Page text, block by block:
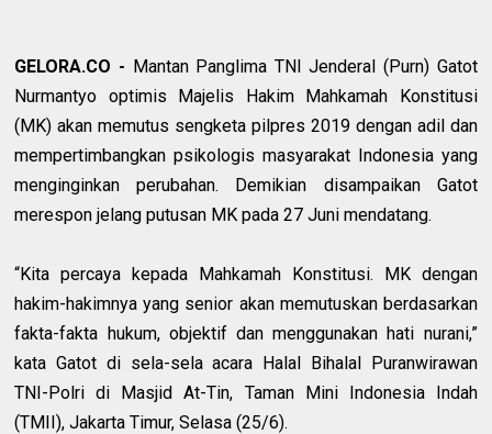
GELORA.CO - Mantan Panglima TNI Jenderal (Purn) Gatot
Nurmantyo optimis Majelis Hakim Mahkamah Konstitusi
(MK) akan memutus sengketa pilpres 2019 dengan adil dan
mempertimbangkan psikologis masyarakat Indonesia yang
menginginkan perubahan. Demikian disampaikan Gatot
merespon jelang putusan MK pada 27 Juni mendatang.
“Kita percaya kepada Mahkamah Konstitusi. MK dengan
hakim-hakimnya yang senior akan memutuskan berdasarkan
fakta-fakta hukum, objektif dan menggunakan hati nurani,”
kata Gatot di sela-sela acara Halal Bihalal Puranwirawan
TNI-Polri di Masjid At-Tin, Taman Mini Indonesia Indah
(TMII), Jakarta Timur, Selasa (25/6).